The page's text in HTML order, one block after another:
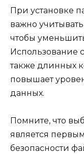
При установке
важно
чтобы
Использование
также длинных
повышает
данных.
Помните, что
является
безопасности